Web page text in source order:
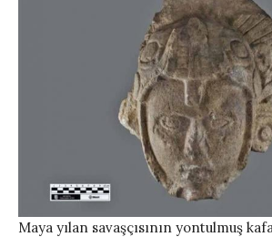
Maya yılan savaşçısının yontulmuş